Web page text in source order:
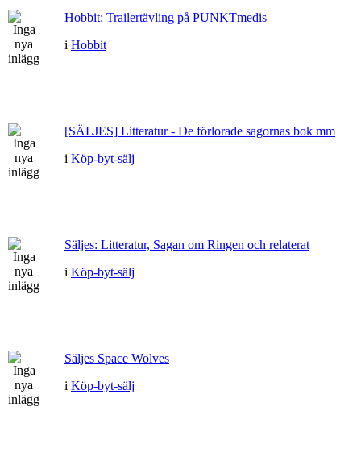
Hobbit: Trailertävling på PUNKTmedis
i Hobbit
[SÄLJES] Litteratur - De förlorade sagornas bok mm
i Köp-byt-sälj
Säljes: Litteratur, Sagan om Ringen och relaterat
i Köp-byt-sälj
Säljes Space Wolves
i Köp-byt-sälj